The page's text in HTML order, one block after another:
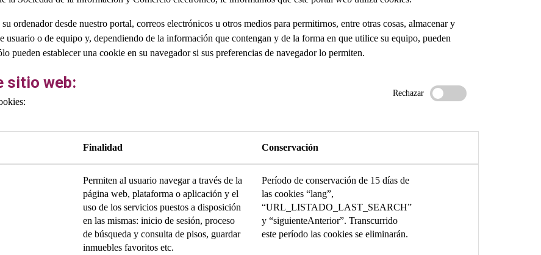
ordenador desde nuestro portal, correos electrónicos u otros medios para permitirnos, entre otras cosas, almacenar y
usuario o de equipo y, dependiendo de la información que contengan y de la forma en que utilice su equipo, pueden
pueden establecer una cookie en su navegador si sus preferencias de navegador lo permiten.
sitio web:
Rechazar
Finalidad Conservación
Permiten al usuario navegar a través de la
página web, plataforma o aplicación y el
uso de los servicios puestos a disposición
en las mismas: inicio de sesión, proceso
de búsqueda y consulta de pisos, guardar
inmuebles favoritos etc.
Período de conservación de 15 días de
las cookies “lang”,
“URL_LISTADO_LAST_SEARCH”
y “siguienteAnterior”. Transcurrido
este período las cookies se eliminarán.